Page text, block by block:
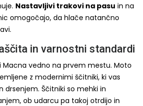
Nastavljivi trakovi na pasu in na
omogočajo, da hlače natančno
in varnostni standardi
Macna vedno na prvem mestu. Moto
z modernimi ščitniki, ki vas
drsenjem. Ščitniki so mehki in
ob udarcu pa takoj otrdijo in